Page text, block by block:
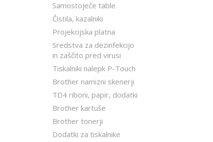
Samostoječe table
Čistila, kazalniki
Projekcijska platna
Sredstva za dezinfekcijo
in zaščito pred virusi
Tiskalniki nalepk P-Touch
Brother namizni skenerji
TD4 riboni, papir, dodatki
Brother kartuše
Brother tonerji
Dodatki za tiskalnike